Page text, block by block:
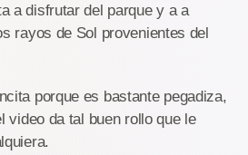
a disfrutar del parque y a a
rayos de Sol provenientes del
porque es bastante pegadiza,
video da tal buen rollo que le